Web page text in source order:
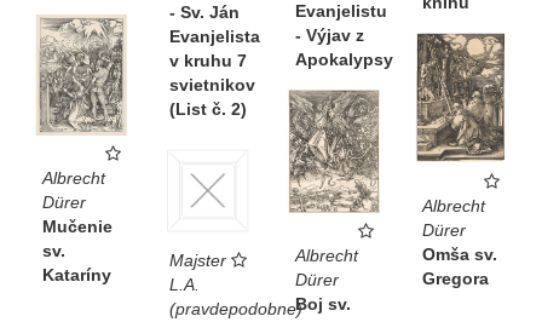
Evanjelistu
- Výjav z
Apokalypsy
- Sv. Ján
Evanjelista
v kruhu 7
svietnikov
(List č. 2)
Albrecht
Dürer
Mučenie
sv.
Kataríny
Albrecht
Dürer
Omša sv.
Gregora
Albrecht
Dürer
Boj sv.
Majster
L.A.
(pravdepodobne)